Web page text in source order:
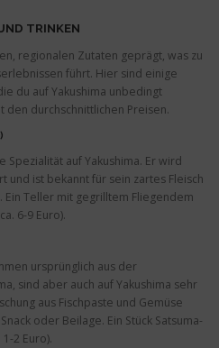
TRINKEN
regionalen Zutaten geprägt, was zu
führt. Hier sind einige
du auf Yakushima unbedingt
durchschnittlichen Preisen.
Spezialität auf Yakushima. Er wird
ist bekannt für sein zartes Fleisch
Ein Teller mit gegrilltem Fliegendem
6-9 Euro).
ursprünglich aus der
sind aber auch auf Yakushima sehr
aus Fischpaste und Gemüse
oder Beilage. Ein Stück Satsuma-
2 Euro).